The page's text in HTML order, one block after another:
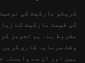
کی قیمت مارکیٹ کے
مشروط ہے۔ ہم تجویز
وقت سرمایہ کاری
ہیں اور ان سے وابستہ